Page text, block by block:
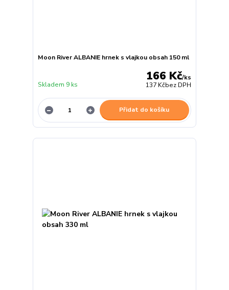
Moon River ALBANIE hrnek s vlajkou obsah 150 ml
166 Kč/ks
137 Kčbez DPH
Skladem 9 ks
Přidat do košíku